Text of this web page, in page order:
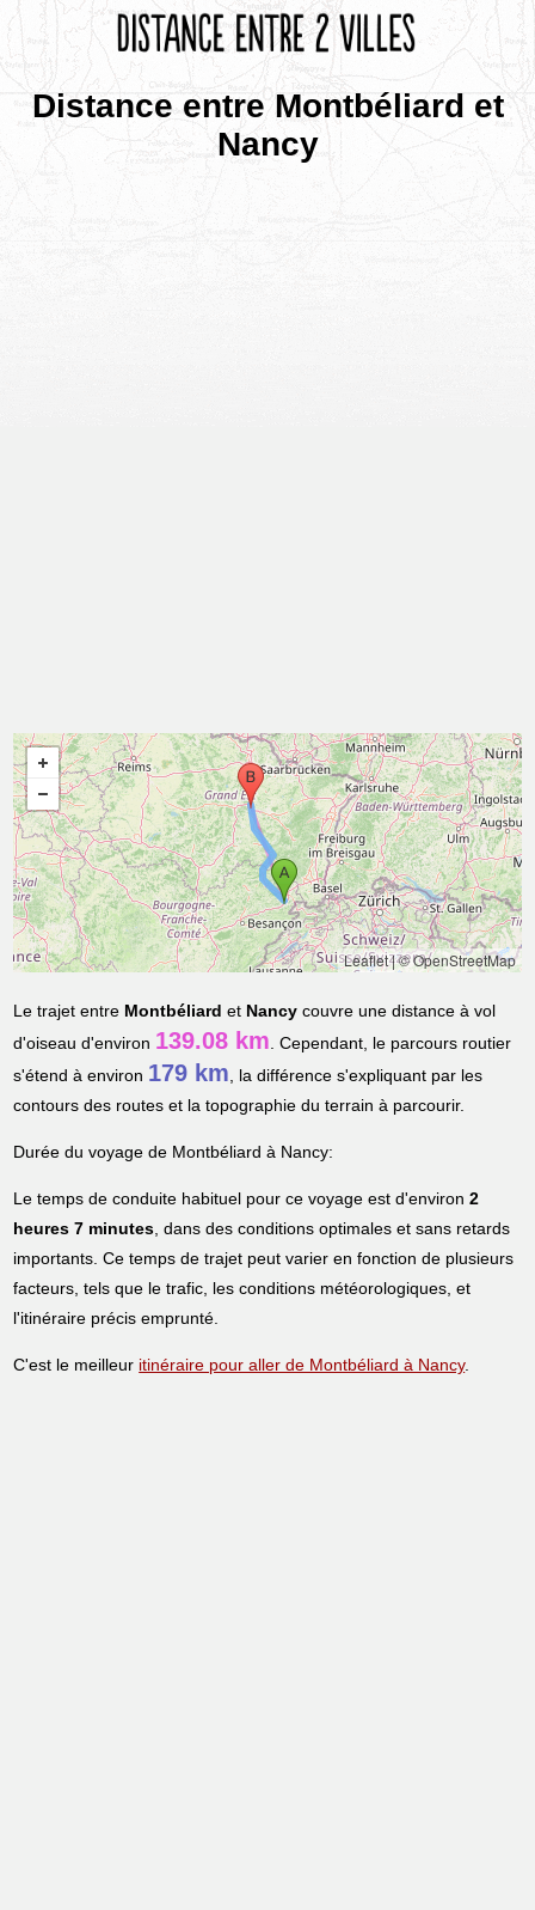
Distance entre Montbéliard et
Nancy
Leaflet|© OpenStreetMap
Le trajet entre Montbéliard et Nancy couvre une distance à vol
d'oiseau d'environ 139.08 km. Cependant, le parcours routier
s'étend à environ 179 km, la différence s'expliquant par les
contours des routes et la topographie du terrain à parcourir.
Durée du voyage de Montbéliard à Nancy:
Le temps de conduite habituel pour ce voyage est d'environ2
heures 7 minutes, dans des conditions optimales et sans retards
importants. Ce temps de trajet peut varier en fonction de plusieurs
facteurs, tels que le trafic, les conditions météorologiques, et
l'itinéraire précis emprunté.
C'est le meilleur itinéraire pour aller de Montbéliard à Nancy.